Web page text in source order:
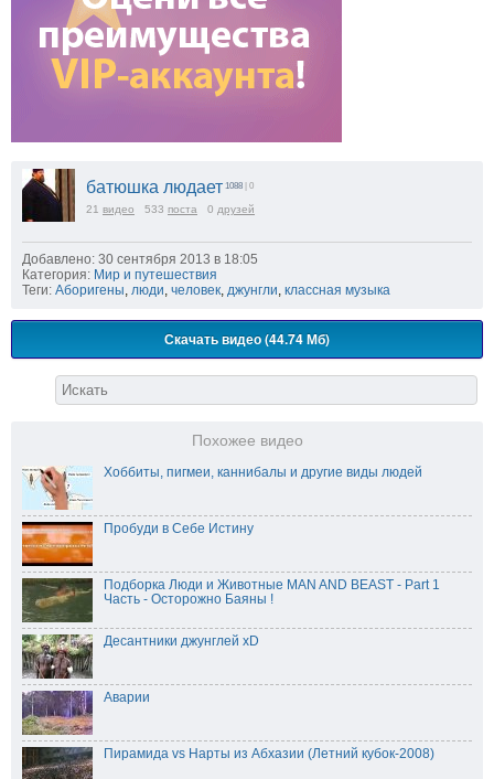
батюшка людает 1088 | 0
21 видео 533 поста 0 друзей
Добавлено: 30 сентября 2013 в 18:05
Категория: Мир и путешествия
Теги: Аборигены, люди, человек, джунгли, классная музыка
Скачать видео (44.74 Мб)
Похожее видео
Хоббиты, пигмеи, каннибалы и другие виды людей
Пробуди в Себе Истину
Подборка Люди и Животные MAN AND BEAST - Part 1
Часть - Осторожно Баяны !
Десантники джунглей xD
Аварии
Пирамида vs Нарты из Абхазии (Летний кубок-2008)